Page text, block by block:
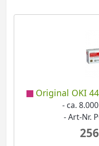
Original OKI
- ca.
- Art-Nr.